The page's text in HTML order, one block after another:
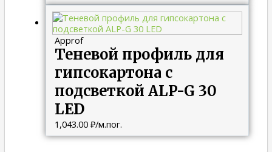
Approf
Теневой профиль для
гипсокартона с
подсветкой ALP-G 30
LED
1,043.00 ₽/м.пог.